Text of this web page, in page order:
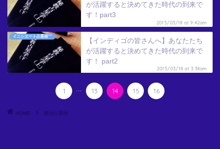
が活躍すると決めてきた時代の到来で
す！part3
2015/03/18 at 9:42am
イニシエート占星術™
【インディゴの皆さんへ】あなたたち
が活躍すると決めてきた時代の到来で
す！ part2
2015/03/18 at 3:38am
1 ... 13 14 15 16
HOME 西洋占星術